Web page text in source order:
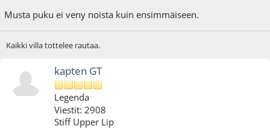
Musta puku ei veny noista kuin ensimmäiseen.
Kaikki villa tottelee rautaa.
kapten GT
Legenda
Viestit: 2908
Stiff Upper Lip